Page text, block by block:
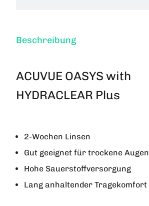
Beschreibung
ACUVUE OASYS with
HYDRACLEAR Plus
2-Wochen Linsen
Gut geeignet für trockene Augen
Hohe Sauerstoffversorgung
Lang anhaltender Tragekomfort